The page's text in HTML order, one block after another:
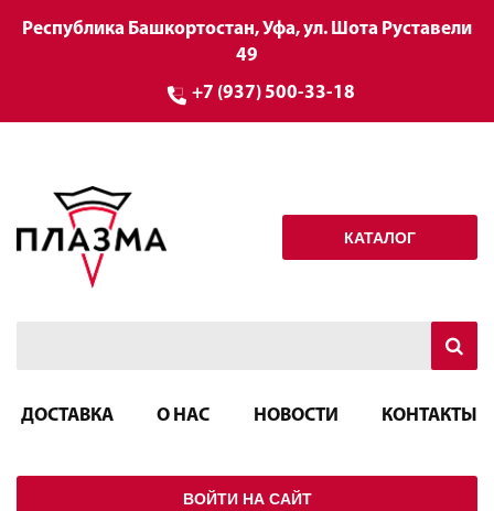
Республика Башкортостан, Уфа, ул. Шота Руставели
49
+7 (937) 500-33-18
КАТАЛОГ
ДОСТАВКА О НАС НОВОСТИ КОНТАКТЫ
ВОЙТИ НА САЙТ